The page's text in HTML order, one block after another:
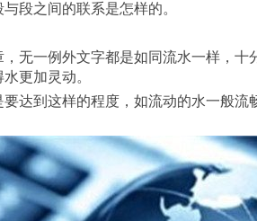
段之间的联系是怎样的。
更加灵动。